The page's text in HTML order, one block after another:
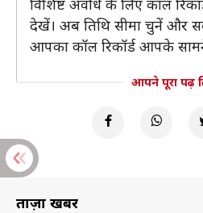
विशिष्ट अवधि के लिए कॉल
देखें। अब तिथि सीमा चुनें और
आपका कॉल रिकॉर्ड आपके
आपने पूरा पढ़
ताज़ा खबरें